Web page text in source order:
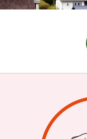
genossenschaft